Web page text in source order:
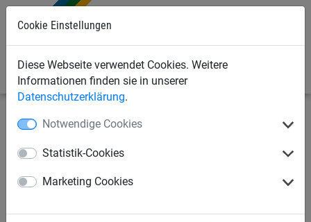
Cookie Einstellungen
Diese Webseite verwendet Cookies. Weitere
Informationen finden sie in unserer
Datenschutzerklärung.
Notwendige Cookies
Statistik-Cookies
Marketing Cookies
Seilspielgeräte
Original HUCK Vogelnest® + Schaukeln
Einfache Reifenschaukel